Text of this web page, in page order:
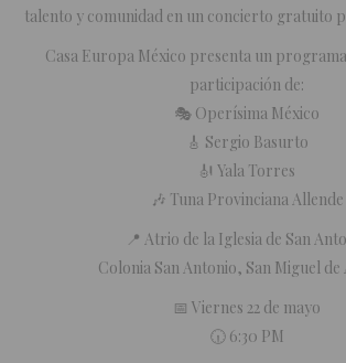
talento y comunidad en un concierto gratuito
Casa Europa México presenta un
participación de:
🎭 Operísima México
🎸 Sergio Basurto
🎻 Yala Torres
🎶 Tuna Provinciana Allende
📍 Atrio de la Iglesia de San
Colonia San Antonio, San Miguel de
📅 Viernes 22 de mayo
🕡 6:30 PM